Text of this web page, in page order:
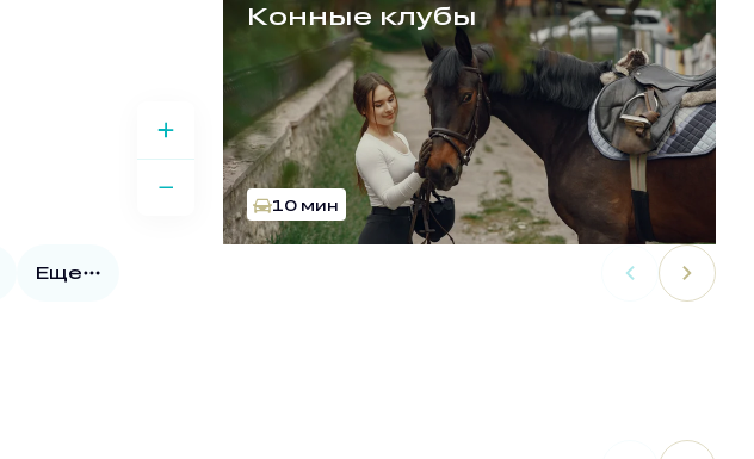
Еще
Конные клубы
10 мин